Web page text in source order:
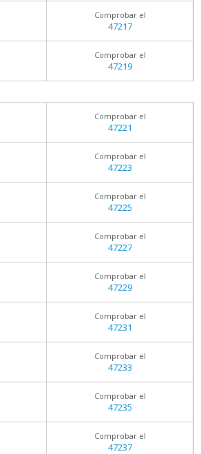
Comprobar el
47217
Comprobar el
47219
Comprobar el
47221
Comprobar el
47223
Comprobar el
47225
Comprobar el
47227
Comprobar el
47229
Comprobar el
47231
Comprobar el
47233
Comprobar el
47235
Comprobar el
47237